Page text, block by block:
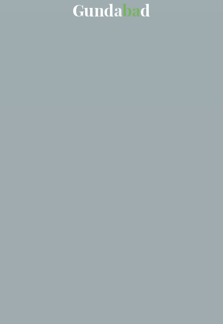
Gundabad